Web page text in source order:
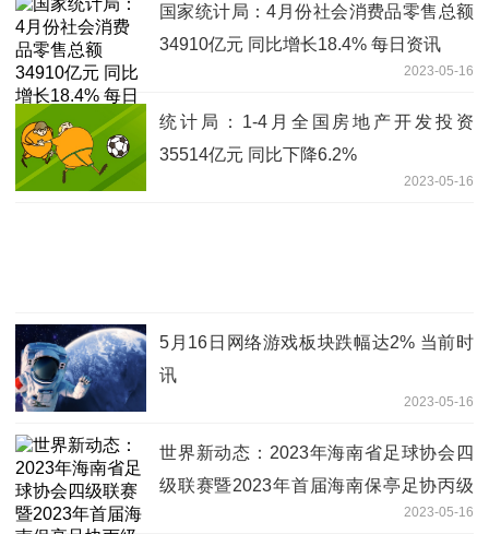
国家统计局：4月份社会消费品零售总额
34910亿元 同比增长18.4% 每日资讯
2023-05-16
统计局：1-4月全国房地产开发投资
35514亿元 同比下降6.2%
2023-05-16
5月16日网络游戏板块跌幅达2% 当前时
讯
2023-05-16
世界新动态：2023年海南省足球协会四
级联赛暨2023年首届海南保亭足协丙级
2023-05-16